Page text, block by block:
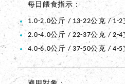
每日餵食指示
1.0-2.0公斤 / 13-22公克 / 1-2
2.0-4.0公斤 / 22-37公克 / 2-4
4.0-6.0公斤 / 37-50公克 / 4-5